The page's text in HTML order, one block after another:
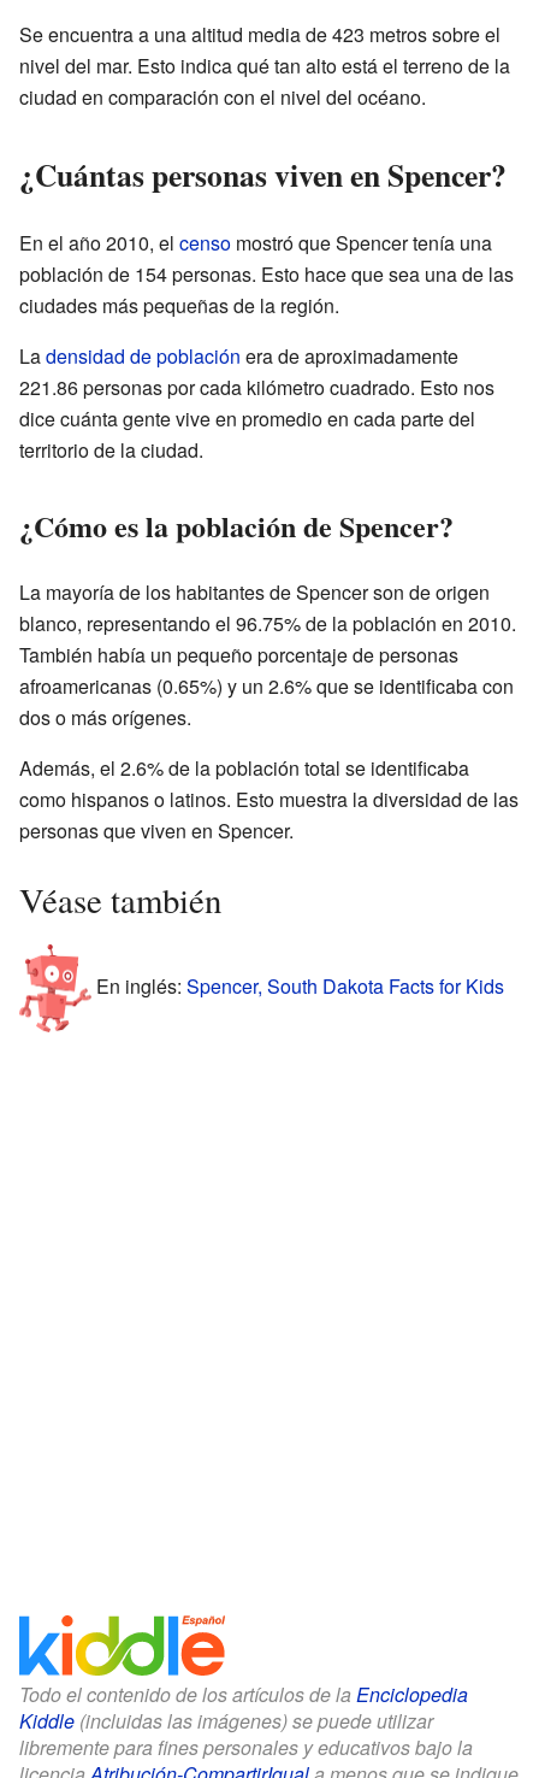
Se encuentra a una altitud media de 423 metros sobre el
nivel del mar. Esto indica qué tan alto está el terreno de la
ciudad en comparación con el nivel del océano.
¿Cuántas personas viven en Spencer?
En el año 2010, el censo mostró que Spencer tenía una
población de 154 personas. Esto hace que sea una de las
ciudades más pequeñas de la región.
Ladensidad de población era de aproximadamente
221.86 personas por cada kilómetro cuadrado. Esto nos
dice cuánta gente vive en promedio en cada parte del
territorio de la ciudad.
¿Cómo es la población de Spencer?
La mayoría de los habitantes de Spencer son de origen
blanco, representando el 96.75% de la población en 2010.
También había un pequeño porcentaje de personas
afroamericanas (0.65%) y un 2.6% que se identificaba con
dos o más orígenes.
Además, el 2.6% de la población total se identificaba
como hispanos o latinos. Esto muestra la diversidad de las
personas que viven en Spencer.
Véase también
En inglés: Spencer, South Dakota Facts for Kids
Todo el contenido de los artículos de la Enciclopedia
Kiddle (incluidas las imágenes) se puede utilizar
libremente para fines personales y educativos bajo la